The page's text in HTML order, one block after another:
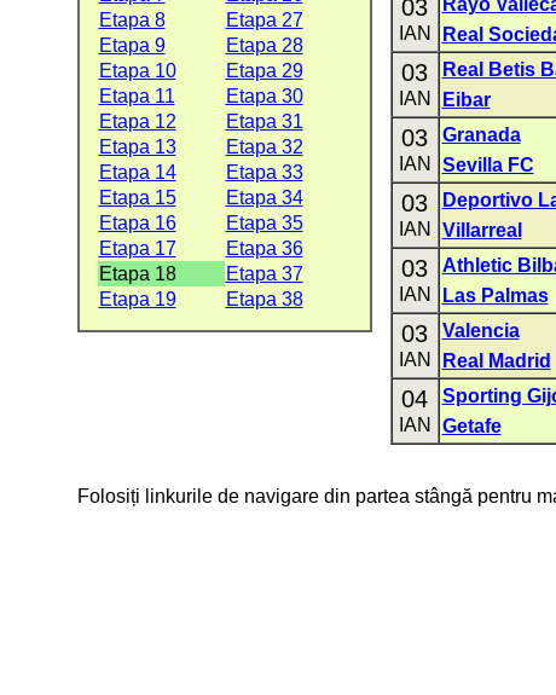
Etapa 8
Etapa 27
Etapa 9
Etapa 28
Etapa 10
Etapa 29
Etapa 11
Etapa 30
Etapa 12
Etapa 31
Etapa 13
Etapa 32
Etapa 14
Etapa 33
Etapa 15
Etapa 34
Etapa 16
Etapa 35
Etapa 17
Etapa 36
Etapa 18
Etapa 37
Etapa 19
Etapa 38
03
IAN
Rayo
Real
03
IAN
Real Betis
Eibar
03
IAN
Granada
Sevilla FC
03
IAN
Deportivo
Villarreal
03
IAN
Athletic
Las Palmas
03
IAN
Valencia
Real Madrid
04
IAN
Sporting
Getafe
Folosiți linkurile de navigare din partea stângă pentru